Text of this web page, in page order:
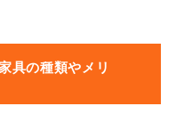
具の種類やメリ